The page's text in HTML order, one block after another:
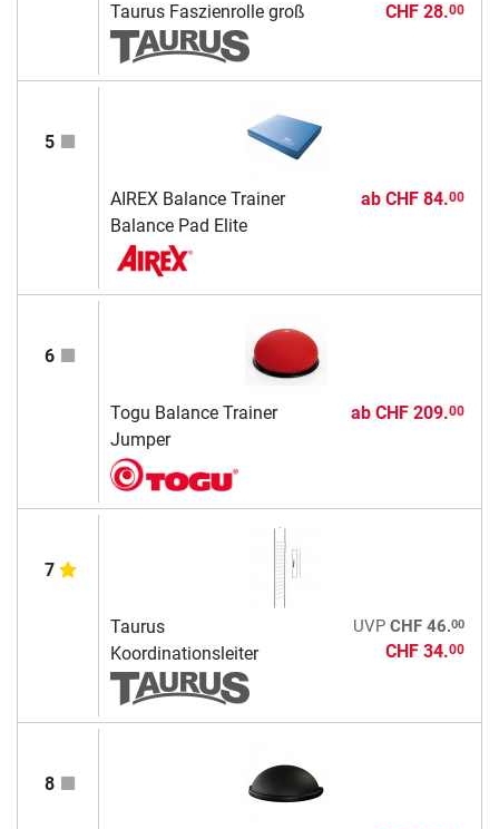
Taurus Faszienrolle groß CHF 28.00
5
AIREX Balance Trainer
Balance Pad Elite
ab CHF 84.00
6
Togu Balance Trainer
Jumper
ab CHF 209.00
7
Taurus
Koordinationsleiter
UVP CHF 46.00
CHF 34.00
8